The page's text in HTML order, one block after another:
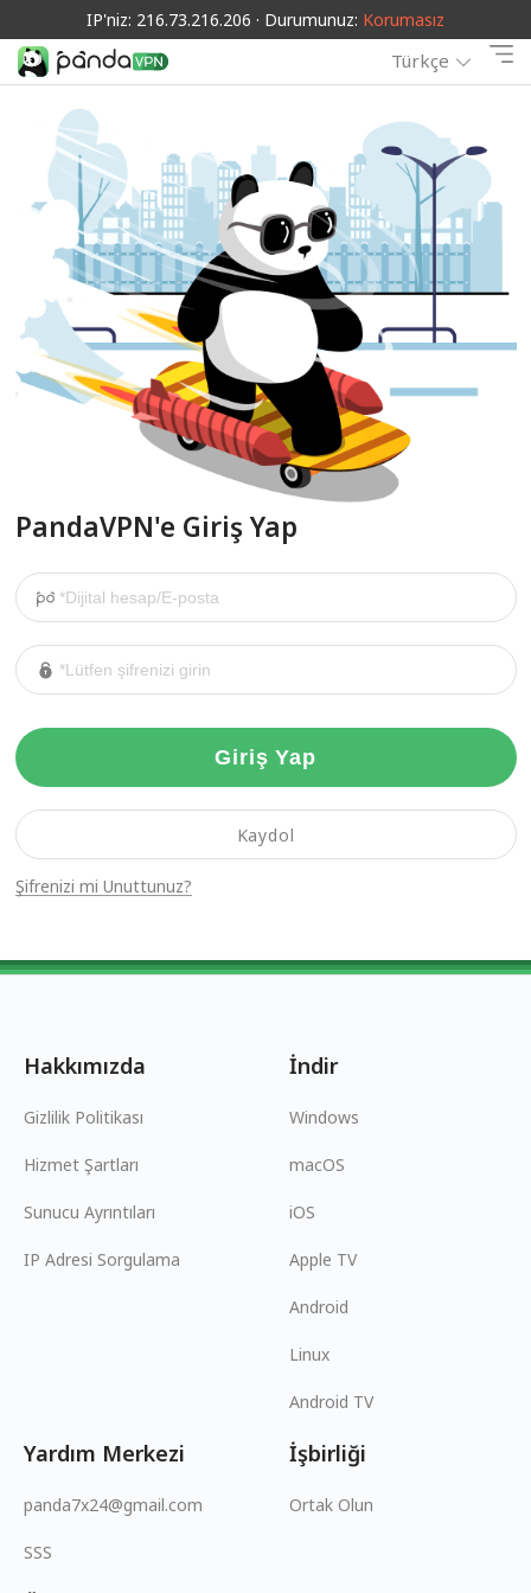
IP'niz: 216.73.216.206 · Durumunuz: Korumasız
Türkçe
PandaVPN'e Giriş Yap
Giriş Yap
Şifrenizi mi Unuttunuz?
Kaydol
Hakkımızda
Gizlilik Politikası
Hizmet Şartları
Sunucu Ayrıntıları
IP Adresi Sorgulama
İndir
Windows
macOS
iOS
Apple TV
Android
Linux
Android TV
Yardım Merkezi
panda7x24@gmail.com
SSS
İşbirliği
Ortak Olun